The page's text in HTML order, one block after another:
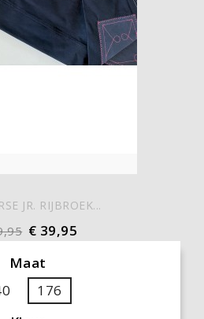
JR. RIJBROEK...
€ 39,95
Maat
176